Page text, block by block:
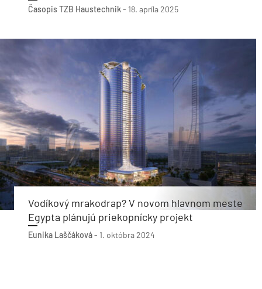
Časopis TZB Haustechnik- 18. apríla 2025
Vodíkový mrakodrap? V novom hlavnom meste
Egypta plánujú priekopnícky projekt
Eunika Laščáková- 1. októbra 2024